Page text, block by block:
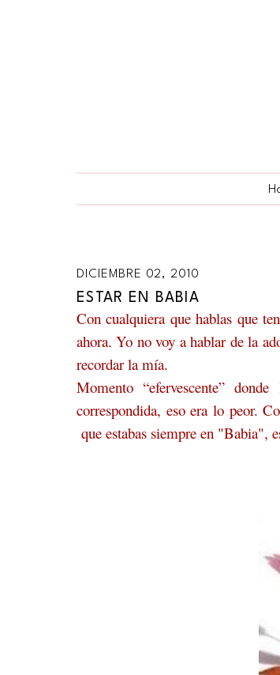
DICIEMBRE 02, 2010
ESTAR EN BABIA
Con cualquiera que hablas que
ahora. Yo no voy a hablar de la
recordar la mía.
Momento “efervescente”
correspondida, eso era lo peor.
que estabas siempre en "Babia",